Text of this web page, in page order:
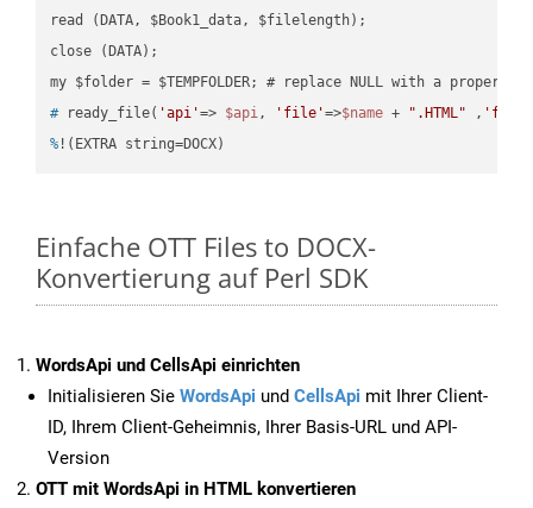
read (DATA, $Book1_data, $filelength);
close (DATA);
# ready_file( 'api'=> $api, 'file'=>$name + ".HTML" ,
% !(EXTRA string=DOCX)
Einfache OTT Files to DOCX-
Konvertierung auf Perl SDK
WordsApi und CellsApi einrichten
Initialisieren Sie WordsApi und CellsApi mit Ihrer Client-
ID, Ihrem Client-Geheimnis, Ihrer Basis-URL und API-
Version
OTT mit WordsApi in HTML konvertieren